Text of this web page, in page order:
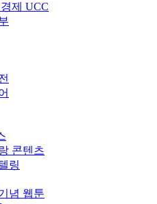
제 UCC
콘텐츠
링
념 웹툰